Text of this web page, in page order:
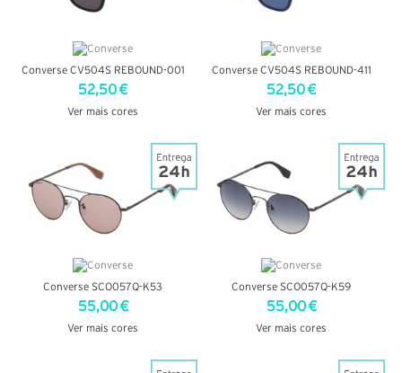
Converse CV504S REBOUND-001
52,50 €
Ver mais cores
Converse CV504S REBOUND-411
52,50 €
Ver mais cores
Converse SCO057Q-K53
55,00 €
Ver mais cores
Converse SCO057Q-K59
55,00 €
Ver mais cores